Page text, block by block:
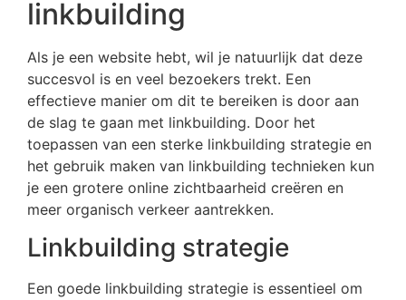
linkbuilding
Als je een website hebt, wil je natuurlijk dat deze
succesvol is en veel bezoekers trekt. Een
effectieve manier om dit te bereiken is door aan
de slag te gaan met linkbuilding. Door het
toepassen van een sterke linkbuilding strategie en
het gebruik maken van linkbuilding technieken kun
je een grotere online zichtbaarheid creëren en
meer organisch verkeer aantrekken.
Linkbuilding strategie
Een goede linkbuilding strategie is essentieel om